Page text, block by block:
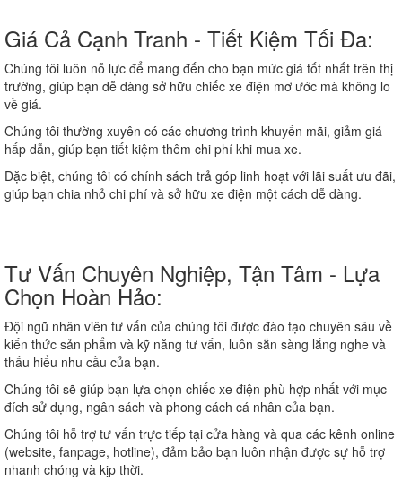
Giá Cả Cạnh Tranh - Tiết Kiệm Tối Đa:
Chúng tôi luôn nỗ lực để mang đến cho bạn mức giá tốt nhất trên thị
trường, giúp bạn dễ dàng sở hữu chiếc xe điện mơ ước mà không lo
về giá.
Chúng tôi thường xuyên có các chương trình khuyến mãi, giảm giá
hấp dẫn, giúp bạn tiết kiệm thêm chi phí khi mua xe.
Đặc biệt, chúng tôi có chính sách trả góp linh hoạt với lãi suất ưu đãi,
giúp bạn chia nhỏ chi phí và sở hữu xe điện một cách dễ dàng.
Tư Vấn Chuyên Nghiệp, Tận Tâm - Lựa
Chọn Hoàn Hảo:
Đội ngũ nhân viên tư vấn của chúng tôi được đào tạo chuyên sâu về
kiến thức sản phẩm và kỹ năng tư vấn, luôn sẵn sàng lắng nghe và
thấu hiểu nhu cầu của bạn.
Chúng tôi sẽ giúp bạn lựa chọn chiếc xe điện phù hợp nhất với mục
đích sử dụng, ngân sách và phong cách cá nhân của bạn.
Chúng tôi hỗ trợ tư vấn trực tiếp tại cửa hàng và qua các kênh online
(website, fanpage, hotline), đảm bảo bạn luôn nhận được sự hỗ trợ
nhanh chóng và kịp thời.